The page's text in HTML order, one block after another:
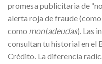
promesa publicitaria de
alerta roja de fraude
como montadeudas). Las
consultan tu historial en el
Crédito. La diferencia